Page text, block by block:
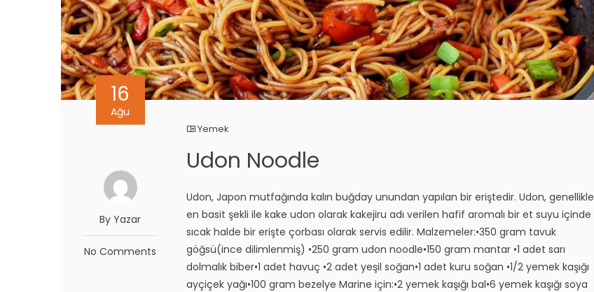
16
Ağu
By Yazar
No Comments
Yemek
Udon Noodle
Udon, Japon mutfağında kalın buğday unundan yapılan bir eriştedir. Udon, genellikle
en basit şekli ile kake udon olarak kakejiru adı verilen hafif aromalı bir et suyu içinde
sıcak halde bir erişte çorbası olarak servis edilir. Malzemeler:•350 gram tavuk
göğsü(ince dilimlenmiş) •250 gram udon noodle•150 gram mantar •1 adet sarı
dolmalık biber•1 adet havuç •2 adet yeşil soğan•1 adet kuru soğan •1/2 yemek kaşığı
ayçiçek yağı•100 gram bezelye Marine için:•2 yemek kaşığı bal•6 yemek kaşığı soya